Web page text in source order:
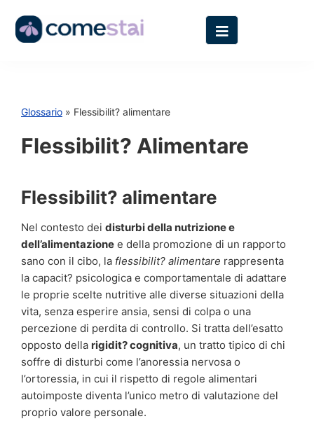
Glossario » Flessibilit? alimentare
Flessibilit? Alimentare
Flessibilit? alimentare
Nel contesto dei disturbi della nutrizione e
dell’alimentazione e della promozione di un rapporto
sano con il cibo, la flessibilit? alimentare rappresenta
la capacit? psicologica e comportamentale di adattare
le proprie scelte nutritive alle diverse situazioni della
vita, senza esperire ansia, sensi di colpa o una
percezione di perdita di controllo. Si tratta dell’esatto
opposto della rigidit? cognitiva, un tratto tipico di chi
soffre di disturbi come l’anoressia nervosa o
l’ortoressia, in cui il rispetto di regole alimentari
autoimposte diventa l’unico metro di valutazione del
proprio valore personale.